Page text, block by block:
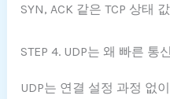
SYN, ACK 같은 TCP 상태
STEP 4. UDP는 왜 빠른 통
UDP는 연결 설정 과정 없